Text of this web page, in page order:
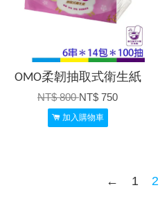
OMO柔韌抽取式衛生紙
NT$ 800NT$ 750
加入購物車
← 1 2